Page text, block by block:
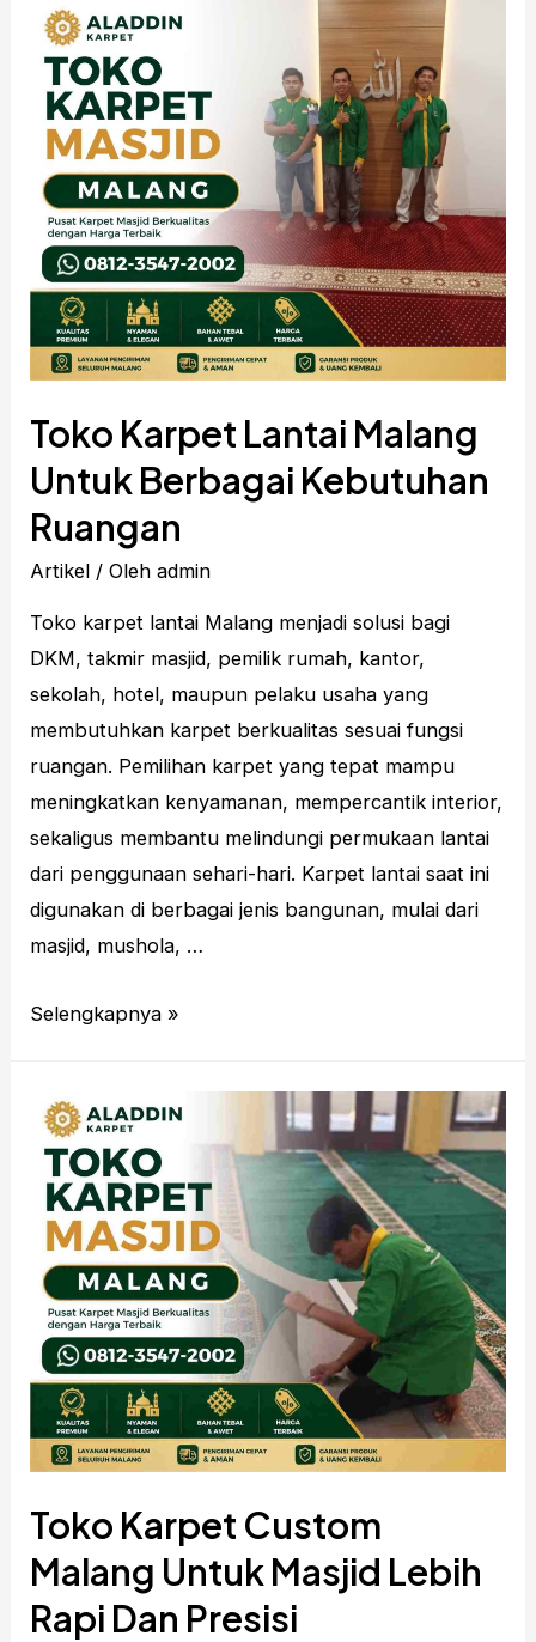
Masjid
Malang
Solusi
Digital
untuk
Informasi
Ibadah
Lebih
Modern
Toko Karpet Lantai Malang
Untuk Berbagai Kebutuhan
Ruangan
Artikel / Olehadmin
Toko karpet lantai Malang menjadi solusi bagi
DKM, takmir masjid, pemilik rumah, kantor,
sekolah, hotel, maupun pelaku usaha yang
membutuhkan karpet berkualitas sesuai fungsi
ruangan. Pemilihan karpet yang tepat mampu
meningkatkan kenyamanan, mempercantik interior,
sekaligus membantu melindungi permukaan lantai
dari penggunaan sehari-hari. Karpet lantai saat ini
digunakan di berbagai jenis bangunan, mulai dari
masjid, mushola, …
Toko
Malang
Untuk
Berbagai
Kebutuhan
Ruangan
Selengkapnya »
Toko Karpet Custom
Malang Untuk Masjid Lebih
Rapi Dan Presisi